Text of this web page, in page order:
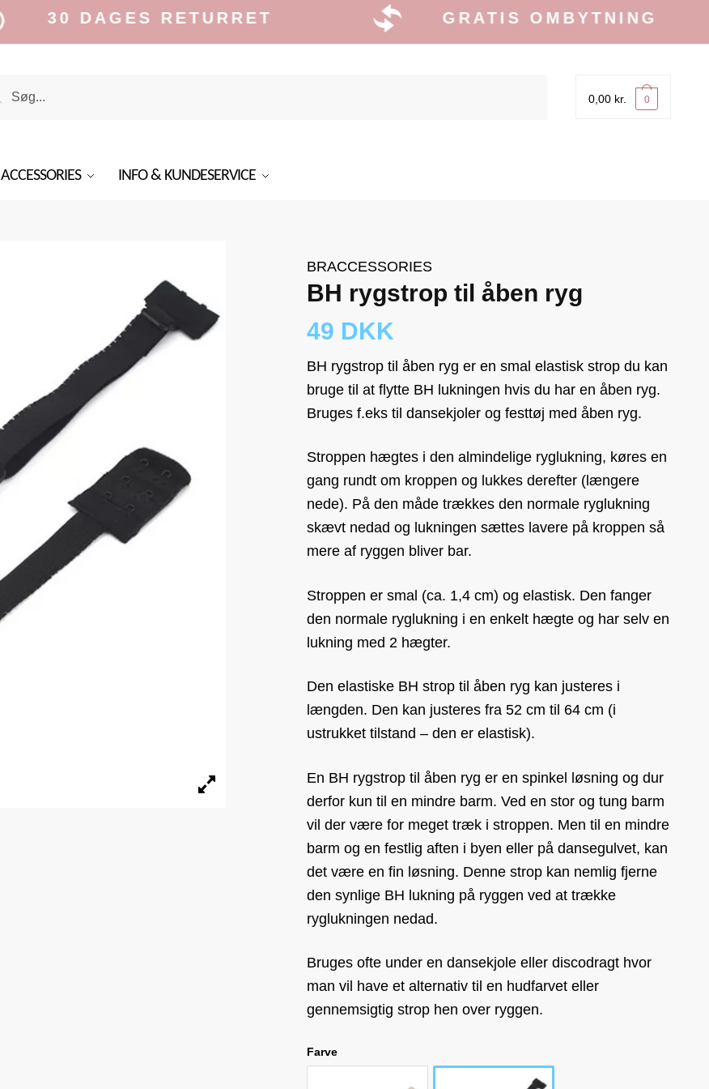
30 DAGES RETURRET GRATIS OMBYTNING
0,00 kr. 0
ACCESSORIES INFO & KUNDESERVICE
BRACCESSORIES
BH rygstrop til åben ryg
49 DKK
BH rygstrop til åben ryg er en smal elastisk strop du kan
bruge til at flytte BH lukningen hvis du har en åben ryg.
Bruges f.eks til dansekjoler og festtøj med åben ryg.
Stroppen hægtes i den almindelige ryglukning, køres en
gang rundt om kroppen og lukkes derefter (længere
nede). På den måde trækkes den normale ryglukning
skævt nedad og lukningen sættes lavere på kroppen så
mere af ryggen bliver bar.
Stroppen er smal (ca. 1,4 cm) og elastisk. Den fanger
den normale ryglukning i en enkelt hægte og har selv en
lukning med 2 hægter.
Den elastiske BH strop til åben ryg kan justeres i
længden. Den kan justeres fra 52 cm til 64 cm (i
ustrukket tilstand – den er elastisk).
En BH rygstrop til åben ryg er en spinkel løsning og dur
derfor kun til en mindre barm. Ved en stor og tung barm
vil der være for meget træk i stroppen. Men til en mindre
barm og en festlig aften i byen eller på dansegulvet, kan
det være en fin løsning. Denne strop kan nemlig fjerne
den synlige BH lukning på ryggen ved at trække
ryglukningen nedad.
Bruges ofte under en dansekjole eller discodragt hvor
man vil have et alternativ til en hudfarvet eller
gennemsigtig strop hen over ryggen.
Farve